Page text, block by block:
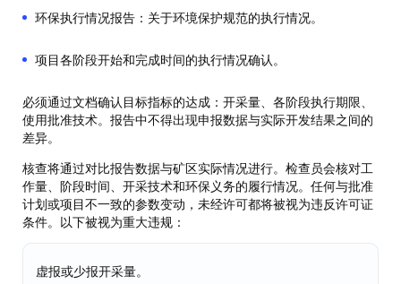
环保执行情况报告：关于环境保护规范的执行情况。
项目各阶段开始和完成时间的执行情况确认。
必须通过文档确认目标指标的达成：开采量、各阶段执行期限、
使用批准技术。报告中不得出现申报数据与实际开发结果之间的
差异。
核查将通过对比报告数据与矿区实际情况进行。检查员会核对工
作量、阶段时间、开采技术和环保义务的履行情况。任何与批准
计划或项目不一致的参数变动，未经许可都将被视为违反许可证
条件。以下被视为重大违规：
虚报或少报开采量。